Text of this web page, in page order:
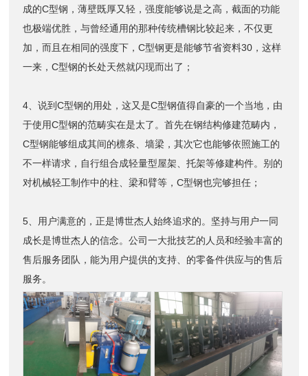
成的C型钢，薄壁既厚又轻，强度能够说是之高，截面的功能
也极端优胜，与曾经通用的那种传统槽钢比较起来，不仅更
加，而且在相同的强度下，C型钢更是能够节省资料30，这样
一来，C型钢的长处天然就闪现而出了；
4、说到C型钢的用处，这又是C型钢值得自豪的一个当地，由
于使用C型钢的范畴实在是太了。首先在钢结构修建范畴内，
C型钢能够组成其间的檩条、墙梁，其次它也能够依照施工的
不一样请求，自行组合成轻量型屋架、托架等修建构件。别的
对机械轻工制作中的柱、梁和臂等，C型钢也完够担任；
5、用户满意的，正是博世杰人始终追求的。坚持与用户一同
成长是博世杰人的信念。公司一大批技艺的人员和经验丰富的
售后服务团队，能为用户提供的支持、的零备件供应与的售后
服务。